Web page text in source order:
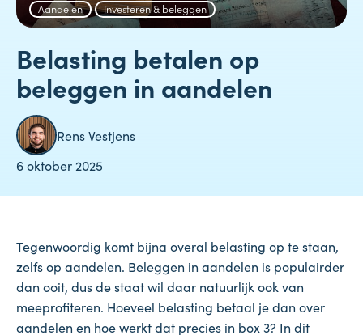
Belasting betalen op
beleggen in aandelen
Rens Vestjens
6 oktober 2025
Aandelen Investeren & beleggen
Tegenwoordig komt bijna overal belasting op te staan,
zelfs op aandelen. Beleggen in aandelen is populairder
dan ooit, dus de staat wil daar natuurlijk ook van
meeprofiteren. Hoeveel belasting betaal je dan over
aandelen en hoe werkt dat precies in box 3? In dit